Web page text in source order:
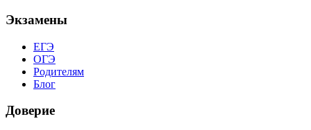
Экзамены
ЕГЭ
ОГЭ
Родителям
Блог
Доверие